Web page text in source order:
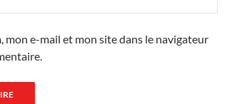
mon e-mail et mon site dans le navigateur